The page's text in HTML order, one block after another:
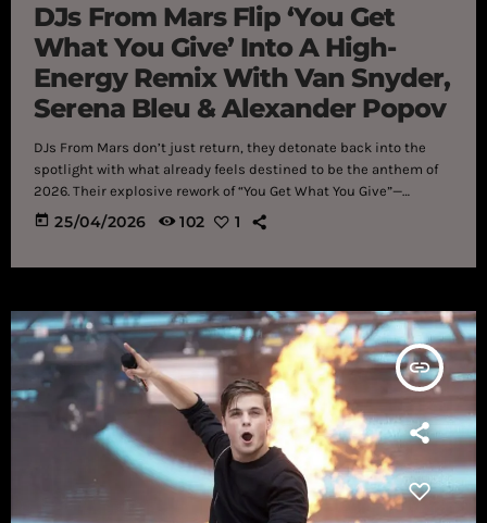
DJs From Mars Flip ‘You Get
What You Give’ Into A High-
Energy Remix With Van Snyder,
Serena Bleu & Alexander Popov
DJs From Mars don’t just return, they detonate back into the
spotlight with what already feels destined to be the anthem of
2026. Their explosive rework of “You Get What You Give”—
originally immortalized by New Radicals, isn’t a remix in the
traditional sense. It’s a full-scale reinvention. Joined by Van
today 25/04/2026 102 1
insert_link